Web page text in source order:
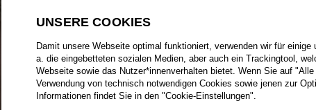
UNSERE COOKIES
Damit unsere Webseite optimal funktioniert, verwenden wir für einige
a. die eingebetteten sozialen Medien, aber auch ein Trackingtool,
Webseite sowie das Nutzer*innenverhalten bietet. Wenn Sie auf
Verwendung von technisch notwendigen Cookies sowie jenen zur
Informationen findet Sie in den "Cookie-Einstellungen".